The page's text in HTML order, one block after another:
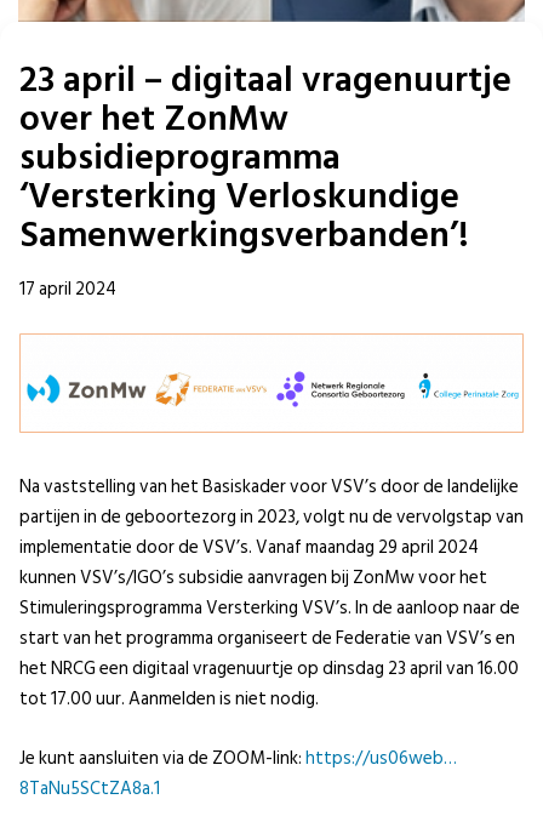
23 april – digitaal vragenuurtje
over het ZonMw
subsidieprogramma
‘Versterking Verloskundige
Samenwerkingsverbanden’!
17 april 2024
Na vaststelling van het Basiskader voor VSV’s door de landelijke
partijen in de geboortezorg in 2023, volgt nu de vervolgstap van
implementatie door de VSV’s. Vanaf maandag 29 april 2024
kunnen VSV’s/IGO’s subsidie aanvragen bij ZonMw voor het
Stimuleringsprogramma Versterking VSV’s. In de aanloop naar de
start van het programma organiseert de Federatie van VSV’s en
het NRCG een digitaal vragenuurtje op dinsdag 23 april van 16.00
tot 17.00 uur. Aanmelden is niet nodig.
Je kunt aansluiten via de ZOOM-link:https://us06web…
8TaNu5SCtZA8a.1